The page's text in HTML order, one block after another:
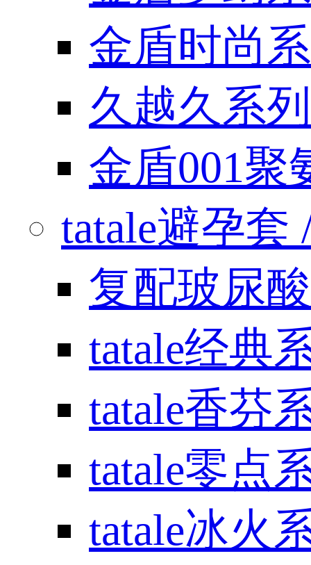
金盾时尚
久越久系列
金盾001聚
tatale避孕套
复配玻尿
tatale经典
tatale香芬
tatale零点
tatale冰火